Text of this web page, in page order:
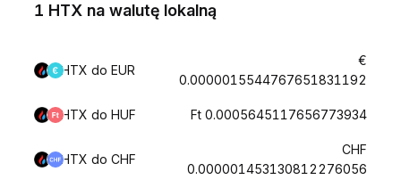
1 HTX na walutę lokalną
HTX do EUR
€
0.0000015544767651831192
HTX do HUF Ft 0.0005645117656773934
HTX do CHF
CHF
0.000001453130812276056